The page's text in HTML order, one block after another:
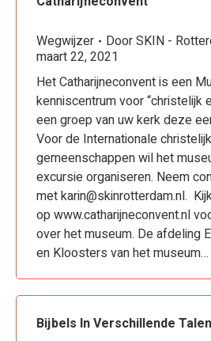
Wegwijzer DoorSKIN -
maart 22, 2021
Het Catharijneconvent is een
kenniscentrum voor “christelijk
een groep van uw kerk deze
Voor de Internationale
gemeenschappen wil het
excursie organiseren. Neem
met karin@skinrotterdam.nl.
op www.catharijneconvent.nl
over het museum. De afdeling
en Kloosters van het museum…
Bijbels In Verschillende Talen